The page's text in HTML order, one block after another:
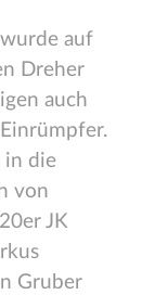
auf
Dreher
auch
in die
von
JK
Gruber